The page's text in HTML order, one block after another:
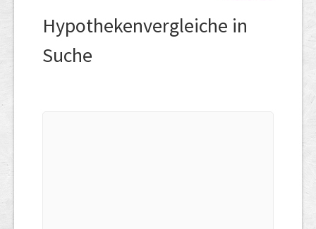
Hypothekenvergleiche in
Suche